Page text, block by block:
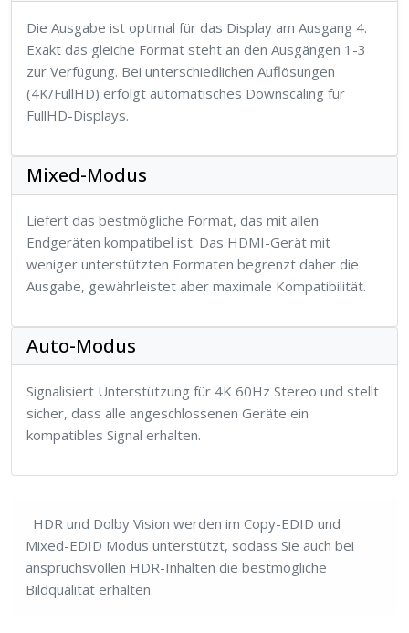
Die Ausgabe ist optimal für das Display am Ausgang 4.
Exakt das gleiche Format steht an den Ausgängen 1-3
zur Verfügung. Bei unterschiedlichen Auflösungen
(4K/FullHD) erfolgt automatisches Downscaling für
FullHD-Displays.
Mixed-Modus
Liefert das bestmögliche Format, das mit allen
Endgeräten kompatibel ist. Das HDMI-Gerät mit
weniger unterstützten Formaten begrenzt daher die
Ausgabe, gewährleistet aber maximale Kompatibilität.
Auto-Modus
Signalisiert Unterstützung für 4K 60Hz Stereo und stellt
sicher, dass alle angeschlossenen Geräte ein
kompatibles Signal erhalten.
HDR und Dolby Vision werden im Copy-EDID und
Mixed-EDID Modus unterstützt, sodass Sie auch bei
anspruchsvollen HDR-Inhalten die bestmögliche
Bildqualität erhalten.